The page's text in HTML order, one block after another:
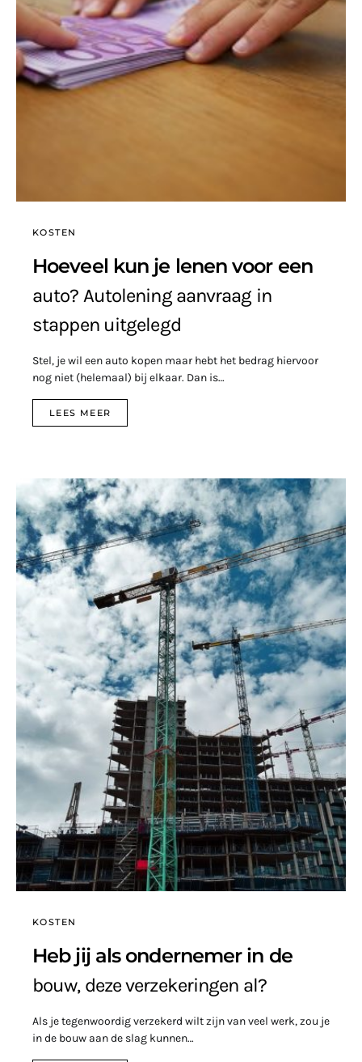
KOSTEN
Hoeveel kun je lenen voor een
auto? Autolening aanvraag in
stappen uitgelegd
Stel, je wil een auto kopen maar hebt het bedrag hiervoor
nog niet (helemaal) bij elkaar. Dan is…
LEES MEER
KOSTEN
Heb jij als ondernemer in de
bouw, deze verzekeringen al?
Als je tegenwoordig verzekerd wilt zijn van veel werk, zou je
in de bouw aan de slag kunnen…